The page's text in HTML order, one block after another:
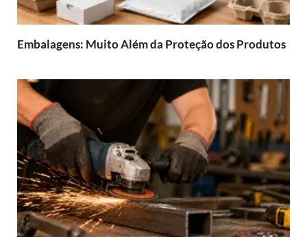
Embalagens: Muito Além da Proteção dos Produtos